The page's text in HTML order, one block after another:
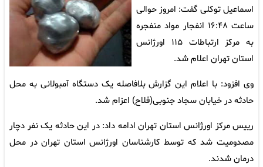
اسماعیل توکلی گفت: امروز حوالی
ساعت ۱۶:۴۸ انفجار مواد منفجره
به مرکز ارتباطات ۱۱۵ اورژانس
استان تهران اعلام شد.
وی افزود: با اعلام این گزارش بلافاصله یک دستگاه آمبولانی به محل
حادثه در خیابان سجاد جنوبی(فلاح) اعزام شد.
رییس مرکز اورژانس استان تهران ادامه داد: در این حادثه یک نفر دچار
مصدومیت شد که توسط کارشناسان اورژانس استان تهران در محل
درمان شدند.